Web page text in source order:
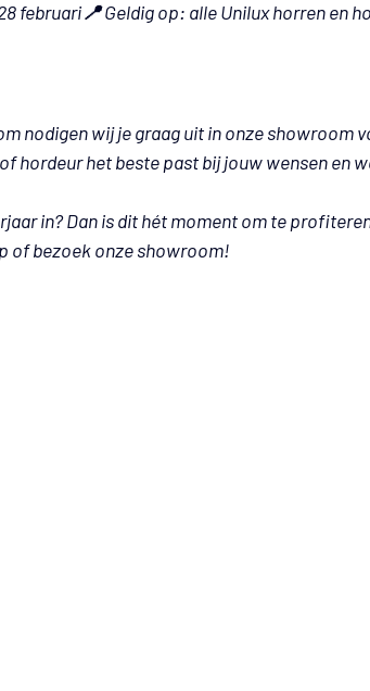
februari📍 Geldig op: alle Unilux horren en
nodigen wij je graag uit in onze showroom
hordeur het beste past bij jouw wensen en
in? Dan is dit hét moment om te
of bezoek onze showroom!